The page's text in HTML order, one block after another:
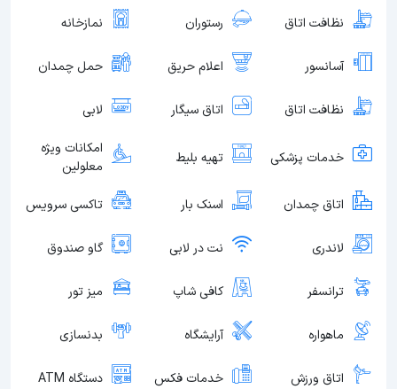
نظافت اتاق رستوران نمازخانه
آسانسور اعلام حریق حمل چمدان
نظافت اتاق اتاق سیگار لابی
خدمات پزشکی تهیه بلیط
امکانات ویژه
معلولین
اتاق چمدان اسنک بار تاکسی سرویس
لاندری نت در لابی گاو صندوق
ترانسفر کافی شاپ میز تور
ماهواره آرایشگاه بدنسازی
اتاق ورزش خدمات فکس دستگاه ATM